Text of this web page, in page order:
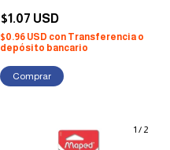
$1.07 USD
$0.96 USD con Transferencia o
depósito bancario
1 / 2